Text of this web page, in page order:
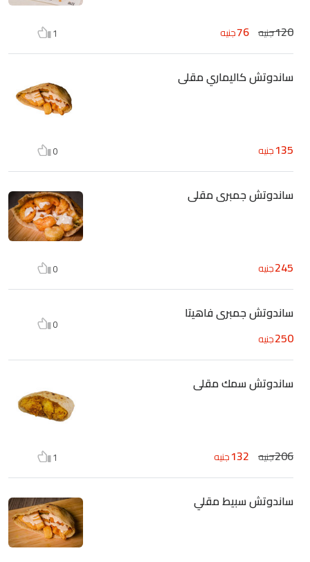
120جنيه 76جنيه 1
ساندوتش كاليماري مقلى
135جنيه 0
ساندوتش جمبرى مقلى
245جنيه 0
ساندوتش جمبرى فاهيتا
250جنيه
0
ساندوتش سمك مقلى
206جنيه 132جنيه 1
ساندوتش سبيط مقلي